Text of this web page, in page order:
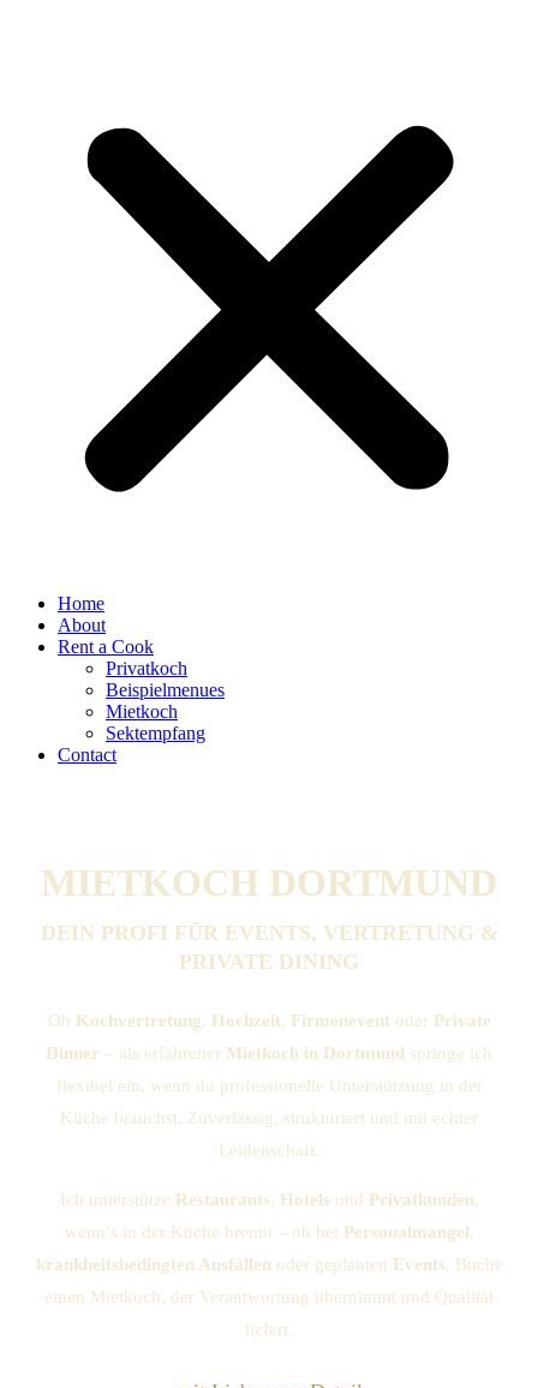
Home
About
Rent a Cook
Privatkoch
Beispielmenues
Mietkoch
Sektempfang
Contact
MIETKOCH DORTMUND
DEIN PROFI FÜR EVENTS, VERTRETUNG &
PRIVATE DINING
Ob Kochvertretung, Hochzeit, Firmeneventoder Private
Dinner – als erfahrener Mietkoch in Dortmund springe ich
flexibel ein, wenn du professionelle Unterstützung in der
Küche brauchst. Zuverlässig, strukturiert und mit echter
Leidenschaft.
Ich unterstütze Restaurants, Hotels und Privatkunden,
wenn’s in der Küche brennt – ob bei Personalmangel,
krankheitsbedingten Ausfällen oder geplanten Events. Buche
einen Mietkoch, der Verantwortung übernimmt und Qualität
liefert.